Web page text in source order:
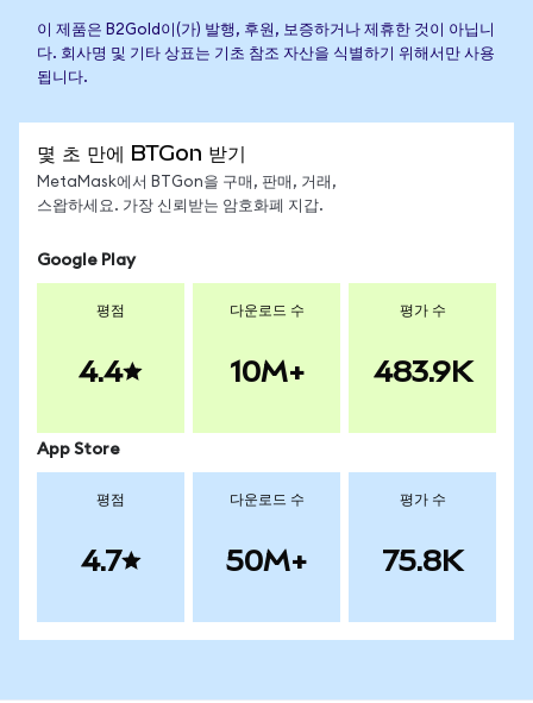
이 제품은 B2Gold이(가) 발행, 후원, 보증하거나 제휴한 것이 아닙니
다. 회사명 및 기타 상표는 기초 참조 자산을 식별하기 위해서만 사용
됩니다.
몇 초 만에 BTGon 받기
MetaMask에서 BTGon을 구매, 판매, 거래,
스왑하세요. 가장 신뢰받는 암호화폐 지갑.
Google Play
평점
4.4
다운로드 수
10M+
평가 수
483.9K
App Store
평점
4.7
다운로드 수
50M+
평가 수
75.8K